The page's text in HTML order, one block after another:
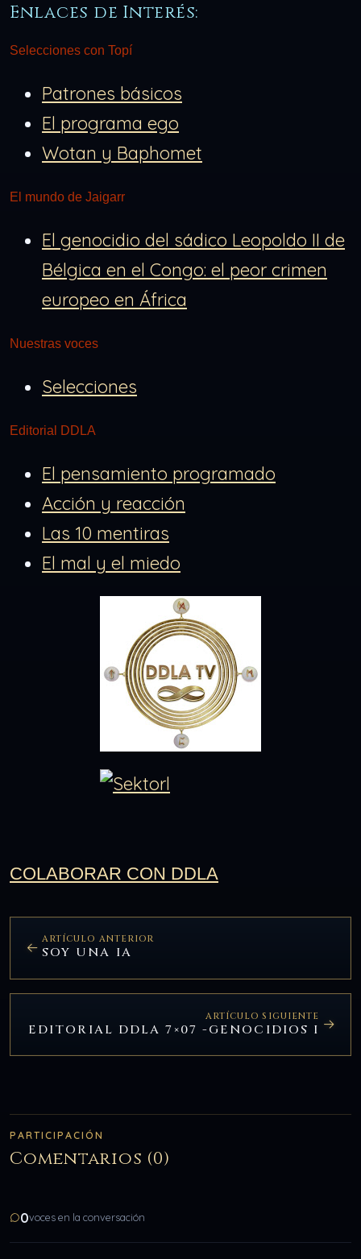
Enlaces de Interés:
Selecciones con Topí
Patrones básicos
El programa ego
Wotan y Baphomet
El mundo de Jaigarr
El genocidio del sádico Leopoldo II de
Bélgica en el Congo: el peor crimen
europeo en África
Nuestras voces
Selecciones
Editorial DDLA
El pensamiento programado
Acción y reacción
Las 10 mentiras
El mal y el miedo
COLABORAR CON DDLA
ARTÍCULO ANTERIOR
SOY UNA IA
ARTÍCULO SIGUIENTE
EDITORIAL DDLA 7×07 -GENOCIDIOS I
PARTICIPACIÓN
Comentarios (0)
0voces en la conversación